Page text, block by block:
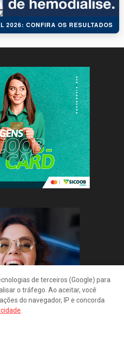
2026: CONFIRA OS RESULTADOS
de terceiros (Google) para
o tráfego. Ao aceitar, você
do navegador, IP e concorda